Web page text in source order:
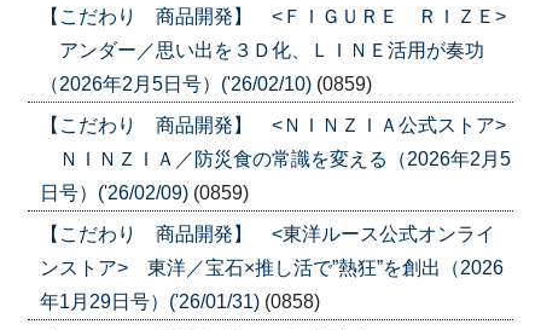
【こだわり 商品開発】 <ＦＩＧＵＲＥ ＲＩＺＥ>
アンダー／思い出を３Ｄ化、ＬＩＮＥ活用が奏功
（2026年2月5日号）('26/02/10) (0859)
【こだわり 商品開発】 <ＮＩＮＺＩＡ公式ストア>
ＮＩＮＺＩＡ／防災食の常識を変える（2026年2月5
日号）('26/02/09) (0859)
【こだわり 商品開発】 <東洋ルース公式オンライ
ンストア> 東洋／宝石×推し活で”熱狂”を創出（2026
年1月29日号）('26/01/31) (0858)